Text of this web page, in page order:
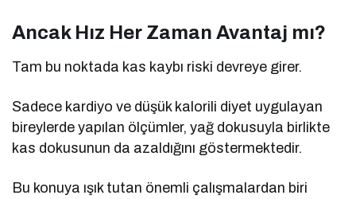
Ancak Hız Her Zaman Avantaj mı?
Tam bu noktada kas kaybı riski devreye girer.
Sadece kardiyo ve düşük kalorili diyet uygulayan
bireylerde yapılan ölçümler, yağ dokusuyla birlikte
kas dokusunun da azaldığını göstermektedir.
Bu konuya ışık tutan önemli çalışmalardan biri